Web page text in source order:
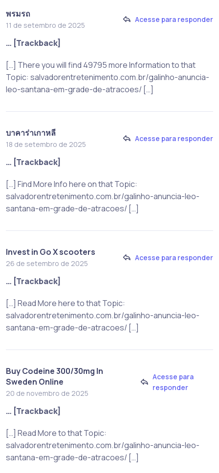
พรมรถ
11 de setembro de 2025
Acesse para responder
… [Trackback]
[…] There you will find 49795 more Information to that
Topic: salvadorentretenimento.com.br/galinho-anuncia-
leo-santana-em-grade-de-atracoes/ […]
บาคาร่าเกาหลี
18 de setembro de 2025
Acesse para responder
… [Trackback]
[…] Find More Info here on that Topic:
salvadorentretenimento.com.br/galinho-anuncia-leo-
santana-em-grade-de-atracoes/ […]
Invest in Go X scooters
26 de setembro de 2025
Acesse para responder
… [Trackback]
[…] Read More here to that Topic:
salvadorentretenimento.com.br/galinho-anuncia-leo-
santana-em-grade-de-atracoes/ […]
Buy Codeine 300/30mg In
Sweden Online
20 de novembro de 2025
Acesse para
responder
… [Trackback]
[…] Read More to that Topic:
salvadorentretenimento.com.br/galinho-anuncia-leo-
santana-em-grade-de-atracoes/ […]